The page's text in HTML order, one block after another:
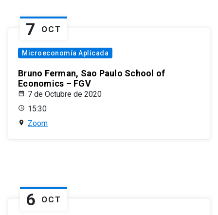
7 OCT
Microeconomía Aplicada
Bruno Ferman, Sao Paulo School of
Economics – FGV
7 de Octubre de 2020
15:30
Zoom
6 OCT